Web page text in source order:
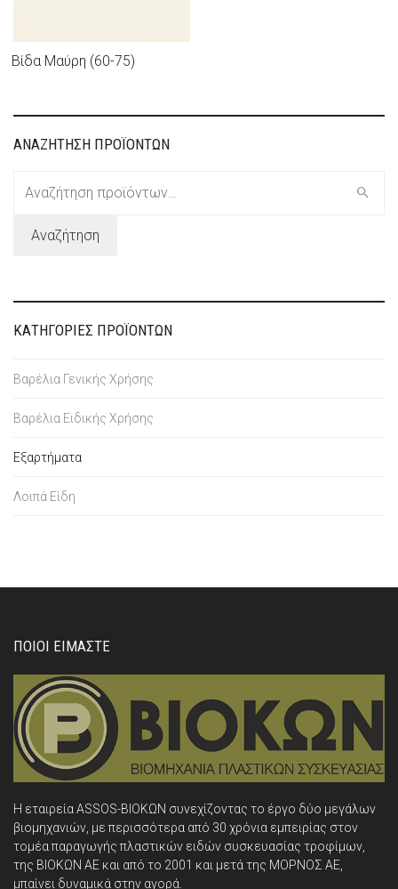
Βίδα Μαύρη (60-75)
ΑΝΑΖΗΤΗΣΗ ΠΡΟΪΟΝΤΩΝ
Αναζήτηση
Αναζήτηση
ΚΑΤΗΓΟΡΙΕΣ ΠΡΟΪΟΝΤΩΝ
Βαρέλια Γενικής Χρήσης
Βαρέλια Ειδικής Χρήσης
Εξαρτήματα
Λοιπά Είδη
ΠΟΙΟΙ ΕΙΜΑΣΤΕ
Η εταιρεία ASSOS-ΒΙΟΚΩΝ συνεχίζοντας το έργο δύο μεγάλων
βιομηχανιών, με περισσότερα από 30 χρόνια εμπειρίας στον
τομέα παραγωγής πλαστικών ειδών συσκευασίας τροφίμων,
της ΒΙΟΚΩΝ ΑΕ και από το 2001 και μετά της ΜΟΡΝΟΣ ΑΕ,
μπαίνει δυναμικά στην αγορά.